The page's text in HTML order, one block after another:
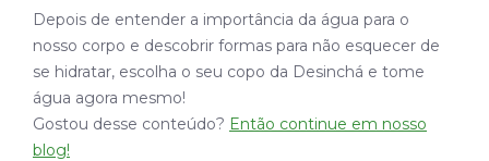
Depois de entender a importância da água para o
nosso corpo e descobrir formas para não esquecer de
se hidratar, escolha o seu copo da Desinchá e tome
água agora mesmo!
Gostou desse conteúdo? Então continue em nosso
blog!